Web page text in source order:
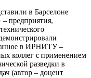
в Барселоне
предприятия,
в ИРНИТУ –
коллег с применением
разведки в
(автор – доцент